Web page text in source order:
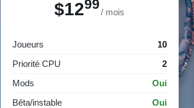
$1299
/ mois
Joueurs
10
Priorité CPU
2
Mods
Oui
Bêta/instable
Oui